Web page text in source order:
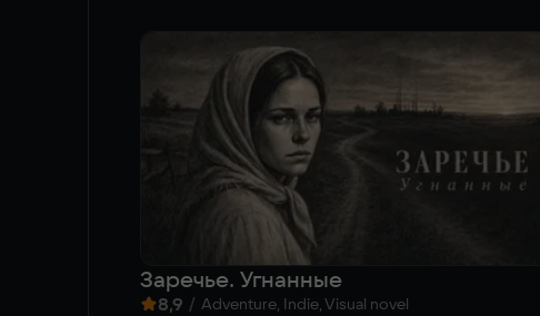
Заречье. Угнанные
8,9 / Adventure, Indie, Visual novel